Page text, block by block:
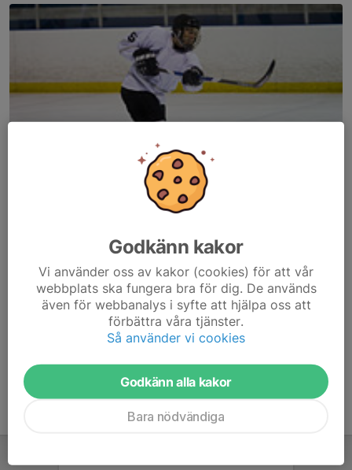
Här hamnar automatiskt de senaste nyheterna på hemsidan. För
att kunna börja administrera hemsidan loggar du in högst upp till
höger.
Godkänn kakor
Vi använder oss av kakor (cookies) för att vår
webbplats ska fungera bra för dig. De används
även för webbanalys i syfte att hjälpa oss att
förbättra våra tjänster.
Så använder vi cookies
Godkänn alla kakor
Bara nödvändiga